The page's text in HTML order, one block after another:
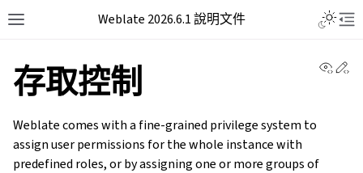
Weblate 2026.6.1 說明文件
存取控制
Weblate comes with a fine-grained privilege system to
assign user permissions for the whole instance with
predefined roles, or by assigning one or more groups of